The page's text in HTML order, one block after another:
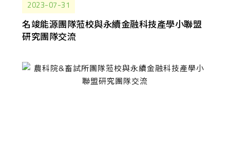
2023-07-31
名竣能源團隊蒞校與永續金融科技產學小聯盟
研究團隊交流